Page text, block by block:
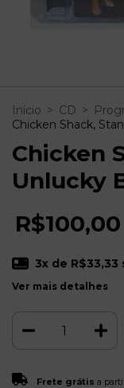
Início > CD >
Chicken Shack,
Chicken
Unlucky
R$100,00
3x de R$33,33
Ver mais detalhes
Frete grátis a